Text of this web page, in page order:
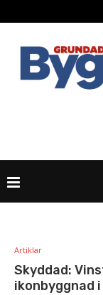
Artiklar
Skyddad:
ikonbyggnad